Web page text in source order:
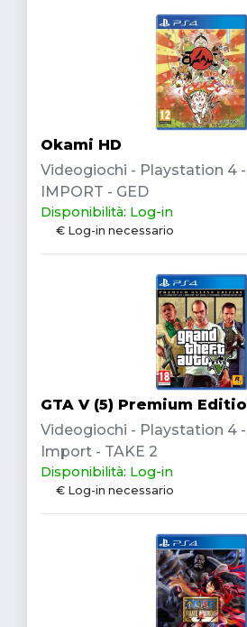
Okami HD
Videogiochi - Playstation 4
IMPORT - GED
Disponibilità: Log-in
€ Log-in necessario
GTA V (5) Premium
Videogiochi - Playstation 4
Import - TAKE 2
Disponibilità: Log-in
€ Log-in necessario